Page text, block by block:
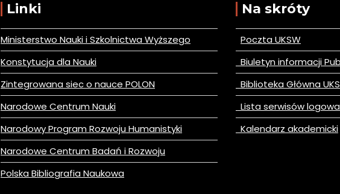
Linki
Ministerstwo Nauki i Szkolnictwa Wyższego
Konstytucja dla Nauki
Zintegrowana siec o nauce POLON
Narodowe Centrum Nauki
Narodowy Program Rozwoju Humanistyki
Narodowe Centrum Badań i Rozwoju
Polska Bibliografia Naukowa
Na skróty
Poczta UKSW
Biuletyn informacji
Biblioteka Główna
Lista serwisów
Kalendarz akademicki